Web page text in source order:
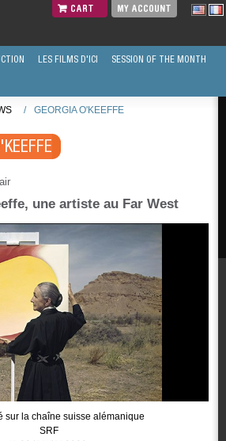
CART MY ACCOUNT
LES FILMS D'ICI SESSION OF THE MONTH
/ GEORGIA O'KEEFFE
une artiste au Far West
sur la chaîne suisse alémanique
SRF